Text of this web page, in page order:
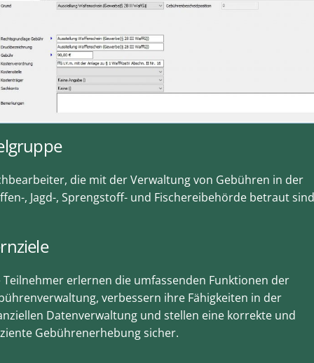
die mit der Verwaltung von Gebühren in der
, Jagd-, Sprengstoff- und Fischereibehörde betraut
Teilnehmer erlernen die umfassenden Funktionen der
verbessern ihre Fähigkeiten in der
Datenverwaltung und stellen eine korrekte und
Gebührenerhebung sicher.